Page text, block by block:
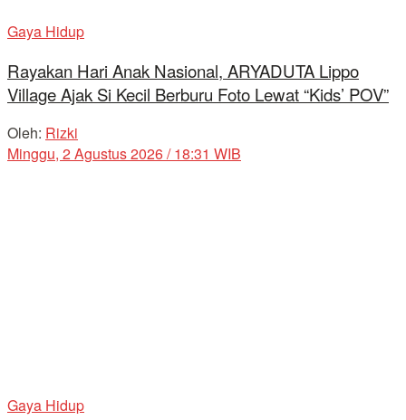
Gaya Hidup
Rayakan Hari Anak Nasional, ARYADUTA Lippo
Village Ajak Si Kecil Berburu Foto Lewat “Kids’ POV”
Oleh: Rizki
Minggu, 2 Agustus 2026 / 18:31 WIB
Gaya Hidup